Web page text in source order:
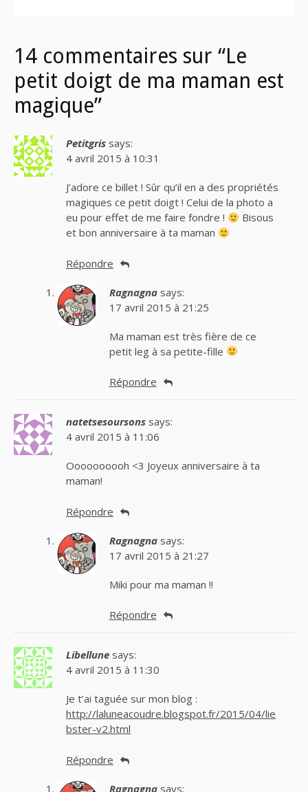
14 commentaires sur “Le
petit doigt de ma maman est
magique”
Petitgris says:
4 avril 2015 à 10:31
J’adore ce billet ! Sûr qu’il en a des propriétés
magiques ce petit doigt ! Celui de la photo a
eu pour effet de me faire fondre !
Bisous
et bon anniversaire à ta maman
Répondre
Ragnagna says:
17 avril 2015 à 21:25
Ma maman est très fière de ce
petit leg à sa petite-fille
Répondre
natetsesoursons says:
4 avril 2015 à 11:06
Oooooooooh <3 Joyeux anniversaire à ta
maman!
Répondre
Ragnagna says:
17 avril 2015 à 21:27
Miki pour ma maman !!
Répondre
Libellune says:
4 avril 2015 à 11:30
Je t’ai taguée sur mon blog :
http://laluneacoudre.blogspot.fr/2015/04/lie
bster-v2.html
Répondre
Ragnagna says: